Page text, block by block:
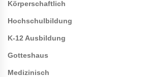
Körperschaftlich
Hochschulbildung
K-12 Ausbildung
Gotteshaus
Medizinisch